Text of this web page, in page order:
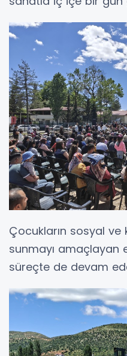
Çocukların sosyal ve
sunmayı amaçlayan
süreçte de devam